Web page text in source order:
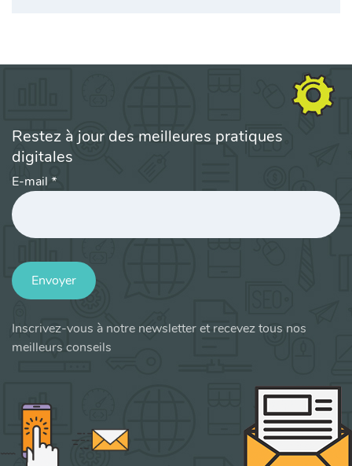
Restez à jour des meilleures pratiques
digitales
E-mail *
Envoyer
Inscrivez-vous à notre newsletter et recevez tous nos
meilleurs conseils